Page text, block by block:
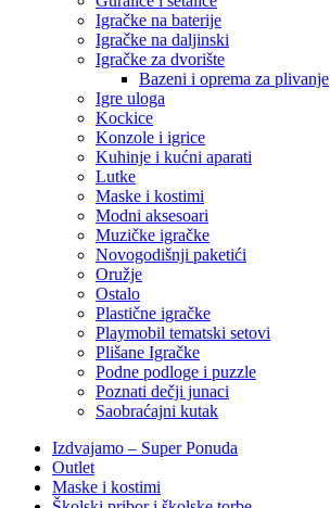
Igračke na baterije
Igračke na daljinski
‎Igračke za dvorište
Bazeni i oprema za plivanje
Igre uloga
Kockice
Konzole i igrice
Kuhinje i kućni aparati
Lutke
Maske i kostimi
Modni aksesoari
Muzičke igračke
Novogodišnji paketići
Oružje
Ostalo
Plastične igračke
Playmobil tematski setovi
Plišane Igračke
Podne podloge i puzzle
Poznati dečji junaci
Saobraćajni kutak
Izdvajamo – Super Ponuda
Outlet
Maske i kostimi